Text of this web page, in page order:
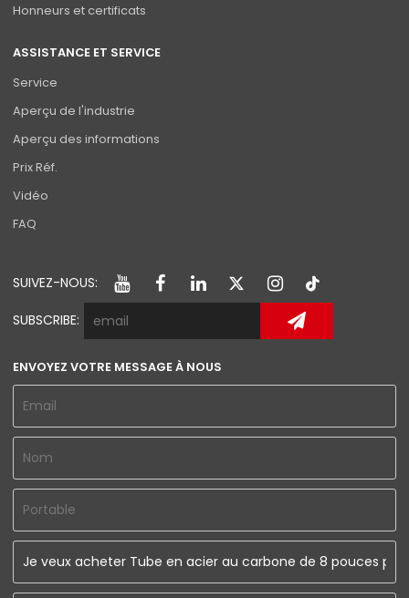
Honneurs et certificats
ASSISTANCE ET SERVICE
Service
Aperçu de l'industrie
Aperçu des informations
Prix Réf.
Vidéo
FAQ
SUIVEZ-NOUS:
SUBSCRIBE:
ENVOYEZ VOTRE MESSAGE À NOUS